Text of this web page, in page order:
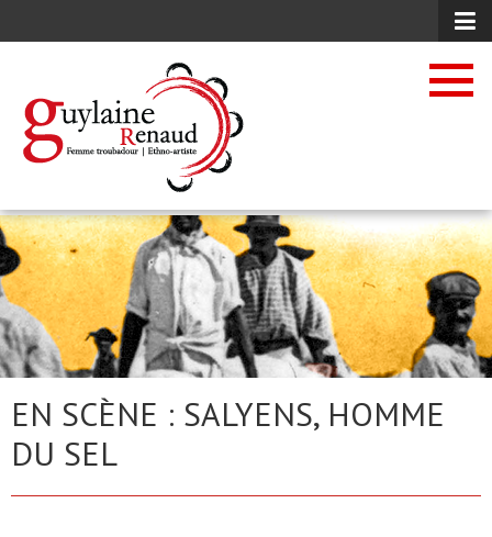
EN SCÈNE : SALYENS, HOMME
DU SEL